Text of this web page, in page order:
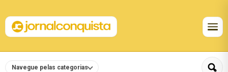
Navegue pelas categorias